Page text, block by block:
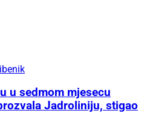
u sedmom mjesecu
Jadroliniju, stigao